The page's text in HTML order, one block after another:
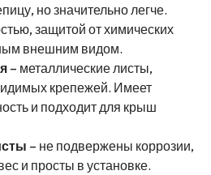
но значительно легче.
защитой от химических
внешним видом.
– металлические листы,
крепежей. Имеет
и подходит для крыш
– не подвержены коррозии,
и просты в установке.